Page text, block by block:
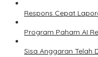
Respons Cepat
Program Paham AI
Sisa Anggaran Telah